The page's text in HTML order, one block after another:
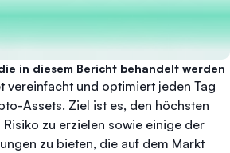
in diesem Bericht behandelt werden
vereinfacht und optimiert jeden Tag
Assets. Ziel ist es, den höchsten
zu erzielen sowie einige der
zu bieten, die auf dem Markt